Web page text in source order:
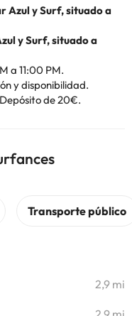
Azul y Surf, situado a
y Surf, situado a
a 11:00 PM.
y disponibilidad.
de 20€.
2,9 mi